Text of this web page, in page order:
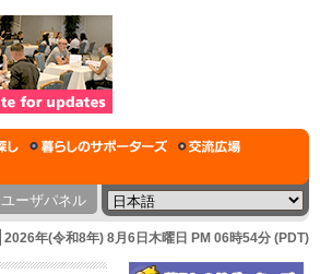
ユーザパネル
2026年(令和8年) 8月6日木曜日 PM 06時54分 (PDT)